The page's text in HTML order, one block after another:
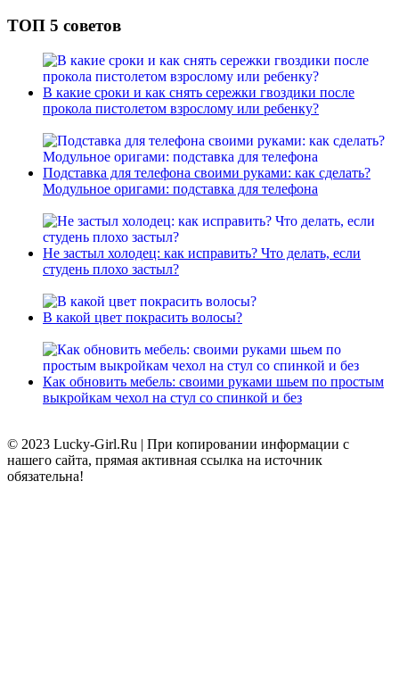
ТОП 5 советов
В какие сроки и как снять сережки гвоздики после
прокола пистолетом взрослому или ребенку?
Подставка для телефона своими руками: как сделать?
Модульное оригами: подставка для телефона
Не застыл холодец: как исправить? Что делать, если
студень плохо застыл?
В какой цвет покрасить волосы?
Как обновить мебель: своими руками шьем по простым
выкройкам чехол на стул со спинкой и без
© 2023 Lucky-Girl.Ru | При копировании информации с
нашего сайта, прямая активная ссылка на источник
обязательна!